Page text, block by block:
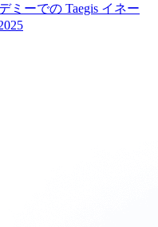
ミーでの Taegis イネー